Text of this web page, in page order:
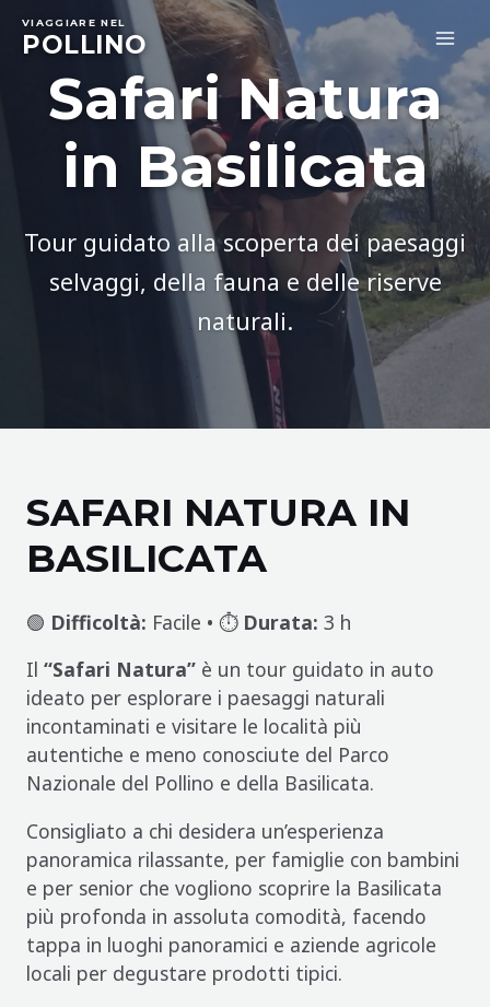
VIAGGIARE NEL
POLLINO
Safari Natura
in Basilicata
Tour guidato alla scoperta dei paesaggi
selvaggi, della fauna e delle riserve
naturali.
SAFARI NATURA IN
BASILICATA
🟢 Difficoltà: Facile • ⏱️ Durata: 3 h
Il “Safari Natura” è un tour guidato in auto
ideato per esplorare i paesaggi naturali
incontaminati e visitare le località più
autentiche e meno conosciute del Parco
Nazionale del Pollino e della Basilicata.
Consigliato a chi desidera un’esperienza
panoramica rilassante, per famiglie con bambini
e per senior che vogliono scoprire la Basilicata
più profonda in assoluta comodità, facendo
tappa in luoghi panoramici e aziende agricole
locali per degustare prodotti tipici.